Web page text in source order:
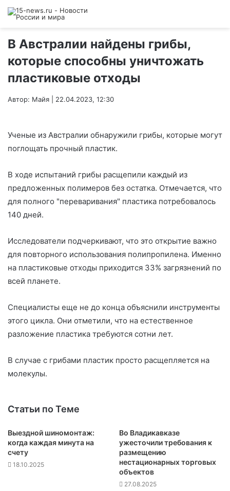
В Австралии найдены грибы,
которые способны уничтожать
пластиковые отходы
Автор: Майя | 22.04.2023, 12:30
Ученые из Австралии обнаружили грибы, которые могут
поглощать прочный пластик.
В ходе испытаний грибы расщепили каждый из
предложенных полимеров без остатка. Отмечается, что
для полного "переваривания" пластика потребовалось
140 дней.
Исследователи подчеркивают, что это открытие важно
для повторного использования полипропилена. Именно
на пластиковые отходы приходится 33% загрязнений по
всей планете.
Специалисты еще не до конца объяснили инструменты
этого цикла. Они отметили, что на естественное
разложение пластика требуются сотни лет.
В случае с грибами пластик просто расщепляется на
молекулы.
Статьи по Теме
Выездной шиномонтаж:
когда каждая минута на
счету
18.10.2025
Во Владикавказе
ужесточили требования к
размещению
нестационарных торговых
объектов
27.08.2025